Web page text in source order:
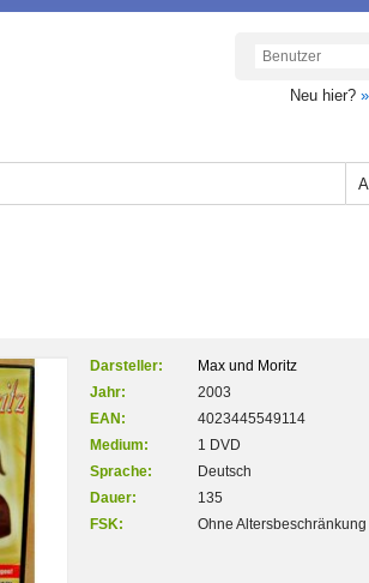
Neu hier?
Darsteller:
Max und Moritz
Jahr:
2003
EAN:
4023445549114
Medium:
1 DVD
Sprache:
Deutsch
Dauer:
135
FSK:
Ohne Altersbeschränkung